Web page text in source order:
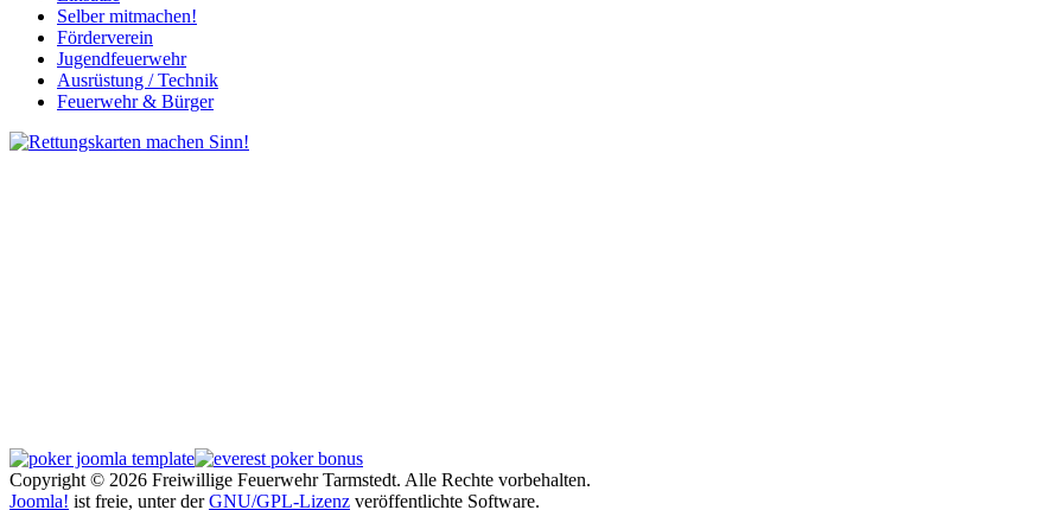
Selber mitmachen!
Förderverein
Jugendfeuerwehr
Ausrüstung / Technik
Feuerwehr & Bürger
Copyright © 2026 Freiwillige Feuerwehr Tarmstedt. Alle Rechte vorbehalten.
Joomla! ist freie, unter derGNU/GPL-Lizenz veröffentlichte Software.